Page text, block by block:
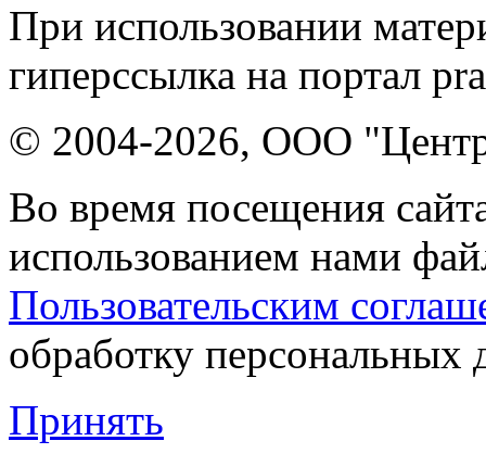
При использовании
гиперссылка на портал
© 2004-2026, ООО "Центр
Во время посещения
использованием нами
Пользовательским
обработку персональных
Принять